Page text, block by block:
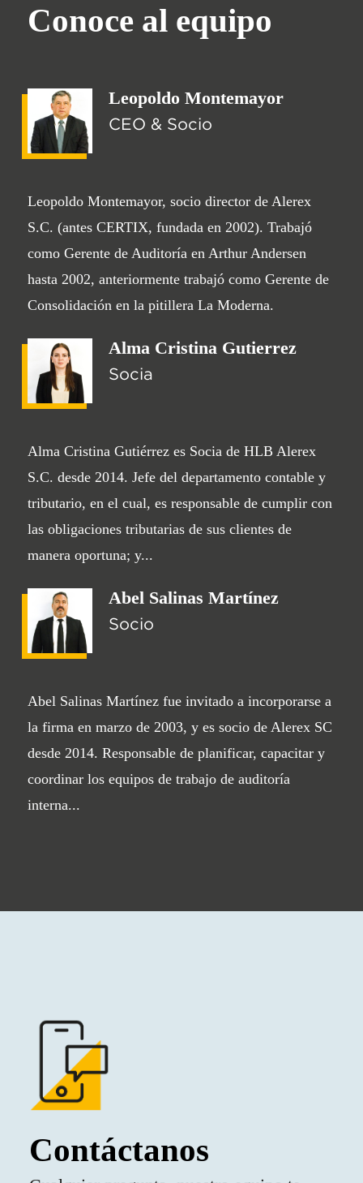
Conoce al equipo
Leopoldo Montemayor
CEO & Socio
Leopoldo Montemayor, socio director de Alerex
S.C. (antes CERTIX, fundada en 2002). Trabajó
como Gerente de Auditoría en Arthur Andersen
hasta 2002, anteriormente trabajó como Gerente de
Consolidación en la pitillera La Moderna.
Alma Cristina Gutierrez
Socia
Alma Cristina Gutiérrez es Socia de HLB Alerex
S.C. desde 2014. Jefe del departamento contable y
tributario, en el cual, es responsable de cumplir con
las obligaciones tributarias de sus clientes de
manera oportuna; y...
Abel Salinas Martínez
Socio
Abel Salinas Martínez fue invitado a incorporarse a
la firma en marzo de 2003, y es socio de Alerex SC
desde 2014. Responsable de planificar, capacitar y
coordinar los equipos de trabajo de auditoría
interna...
Contáctanos